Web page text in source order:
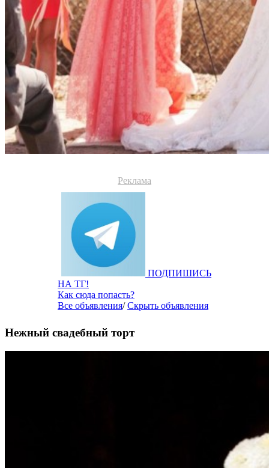
Реклама
ПОДПИШИСЬ
НА ТГ!
Как сюда попасть?
Все объявления/Скрыть объявления
Нежный свадебный торт